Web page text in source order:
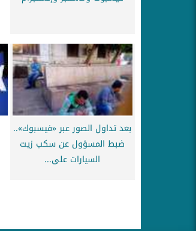
بعد تداول الصور عبر «فيسبوك»..
ضبط المسؤول عن سكب زيت
السيارات على...